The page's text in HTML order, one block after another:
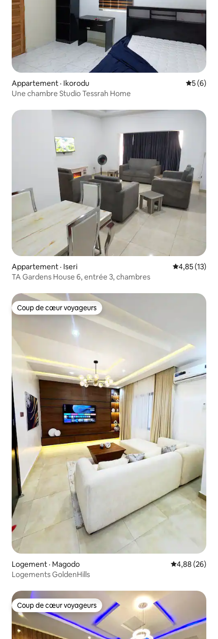
Appartement · Ikorodu Note
5 (6)
Une chambre Studio Tessrah Home
Appartement · Iseri Note
4,85 (13)
TA Gardens House 6, entrée 3, chambres
Coup de cœur voyageurs
Coup de cœur voyageurs
Logement · Magodo Note
4,88 (26)
Logements GoldenHills
Coup de cœur voyageurs
Coup de cœur voyageurs